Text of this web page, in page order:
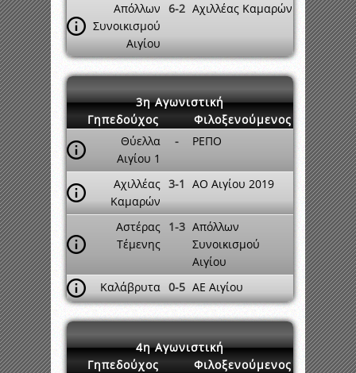
Απόλλων
Συνοικισμού
Αιγίου
6-2 Αχιλλέας Καμαρών
3η Αγωνιστική
Γηπεδούχος
Φιλοξενούμενος
Θύελλα
Αιγίου 1
- ΡΕΠΟ
Αχιλλέας
Καμαρών
3-1 ΑΟ Αιγίου 2019
Αστέρας
Τέμενης
1-3 Απόλλων
Συνοικισμού
Αιγίου
Καλάβρυτα 0-5 ΑΕ Αιγίου
4η Αγωνιστική
Γηπεδούχος
Φιλοξενούμενος